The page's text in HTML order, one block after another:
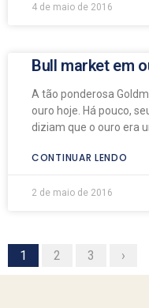
4 de maio de 2016
Bull market em
A tão ponderosa
ouro hoje. Há pouco,
diziam que o ouro era
CONTINUAR LENDO
2 de maio de 2016
1 2 3 ›